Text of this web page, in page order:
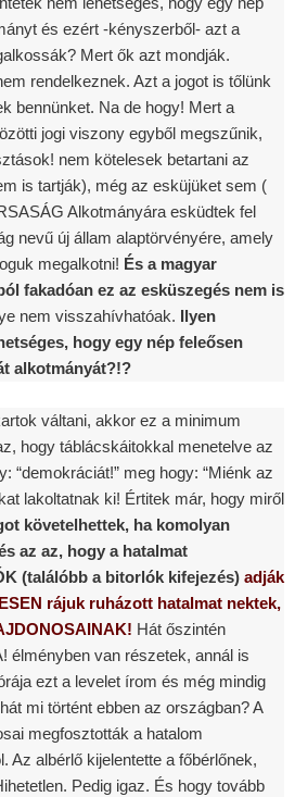
és ezért -kényszerből- azt a
Mert ők azt mondják.
rendelkeznek. Azt a jogot is tőlünk
bennünket. Na de hogy! Mert a
jogi viszony egyből megszűnik,
nem kötelesek betartani az
is tartják), még az esküjüket sem (
Alkotmányára esküdtek fel
nevű új állam alaptörvényére, amely
megalkotni! És a magyar
fakadóan ez az esküszegés nem is
nem visszahívhatóak. Ilyen
hogy egy nép feleősen
alkotmányát?!?
váltani, akkor ez a minimum
hogy táblácskáitokkal menetelve az
“demokráciát!” meg hogy: “Miénk az
lakoltatnak ki! Értitek már, hogy miről
követelhettek, ha komolyan
az az, hogy a hatalmat
(találóbb a bitorlók kifejezés) adják
rájuk ruházott hatalmat nektek,
Hát őszintén
élményben van részetek, annál is
ezt a levelet írom és még mindig
mi történt ebben az országban? A
megfosztották a hatalom
Az albérlő kijelentette a főbérlőnek,
Pedig igaz. És hogy tovább